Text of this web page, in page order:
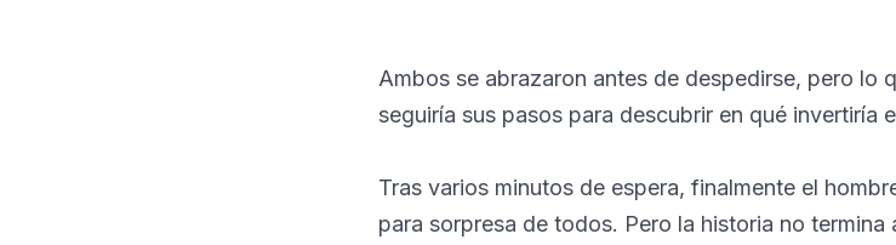
Ambos se abrazaron antes de despedirse, pero lo
seguiría sus pasos para descubrir en qué invertiría
Tras varios minutos de espera, finalmente el
para sorpresa de todos. Pero la historia no